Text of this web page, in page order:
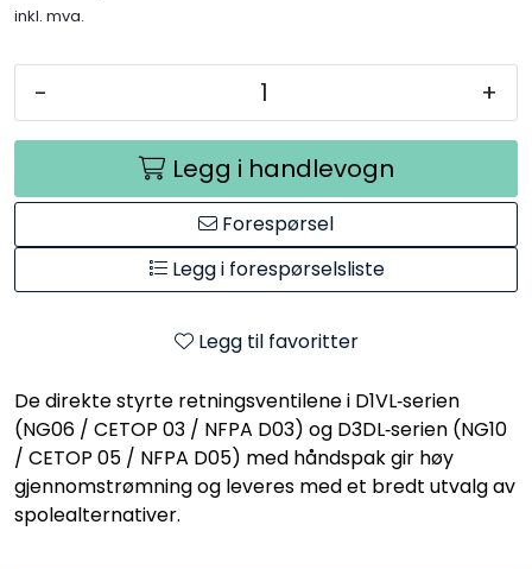
inkl. mva.
- +
Legg i handlevogn
Forespørsel
Legg i forespørselsliste
Legg til favoritter
De direkte styrte retningsventilene i D1VL‑serien
(NG06 / CETOP 03 / NFPA D03) og D3DL‑serien (NG10
/ CETOP 05 / NFPA D05) med håndspak gir høy
gjennomstrømning og leveres med et bredt utvalg av
spolealternativer.